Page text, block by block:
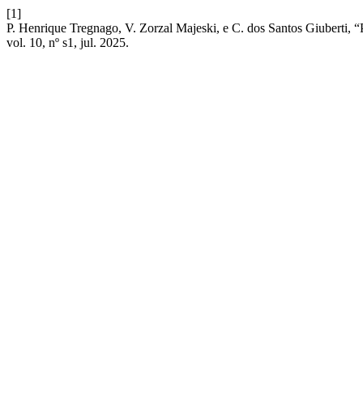
[1]
P. Henrique Tregnago, V. Zorzal Majeski, e C. dos Santos Giuberti,
vol. 10, nº s1, jul. 2025.